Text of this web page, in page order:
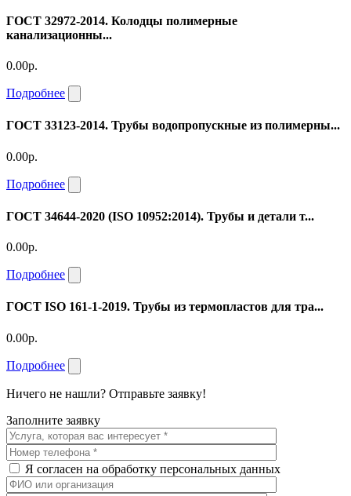
ГОСТ 32972-2014. Колодцы полимерные
канализационны...
0.00р.
Подробнее
ГОСТ 33123-2014. Трубы водопропускные из полимерны...
0.00р.
Подробнее
ГОСТ 34644-2020 (ISO 10952:2014). Трубы и детали т...
0.00р.
Подробнее
ГОСТ ISO 161-1-2019. Трубы из термопластов для тра...
0.00р.
Подробнее
Ничего не нашли? Отправьте заявку!
Заполните заявку
Я согласен на обработку персональных данных